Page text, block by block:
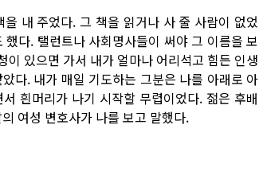
내 주었다. 그 책을 읽거나 사 줄 사람이 없었
다. 탤런트나 사회명사들이 써야 그 이름을 보
있으면 가서 내가 얼마나 어리석고 힘든 인생
다. 내가 매일 기도하는 그분은 나를 아래로 아
흰머리가 나기 시작할 무렵이었다. 젊은 후배
여성 변호사가 나를 보고 말했다.